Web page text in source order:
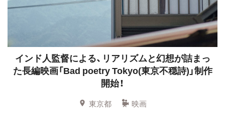
インド人監督による、リアリズムと幻想が詰まっ
た長編映画「Bad poetry Tokyo(東京不穏詩)」制作
開始！
東京都
映画